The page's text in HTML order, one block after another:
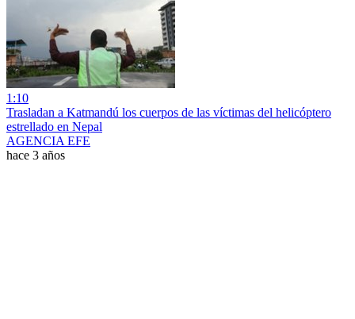
1:10
Trasladan a Katmandú los cuerpos de las víctimas del helicóptero
estrellado en Nepal
AGENCIA EFE
hace 3 años